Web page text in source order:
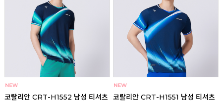
코랄리안 CRT-H1552 남성 티셔츠 코랄리안 CRT-H1551 남성 티셔츠